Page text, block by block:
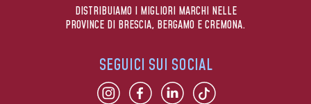
DISTRIBUIAMO I MIGLIORI MARCHI NELLE
PROVINCE DI BRESCIA, BERGAMO E CREMONA.
SEGUICI SUI SOCIAL